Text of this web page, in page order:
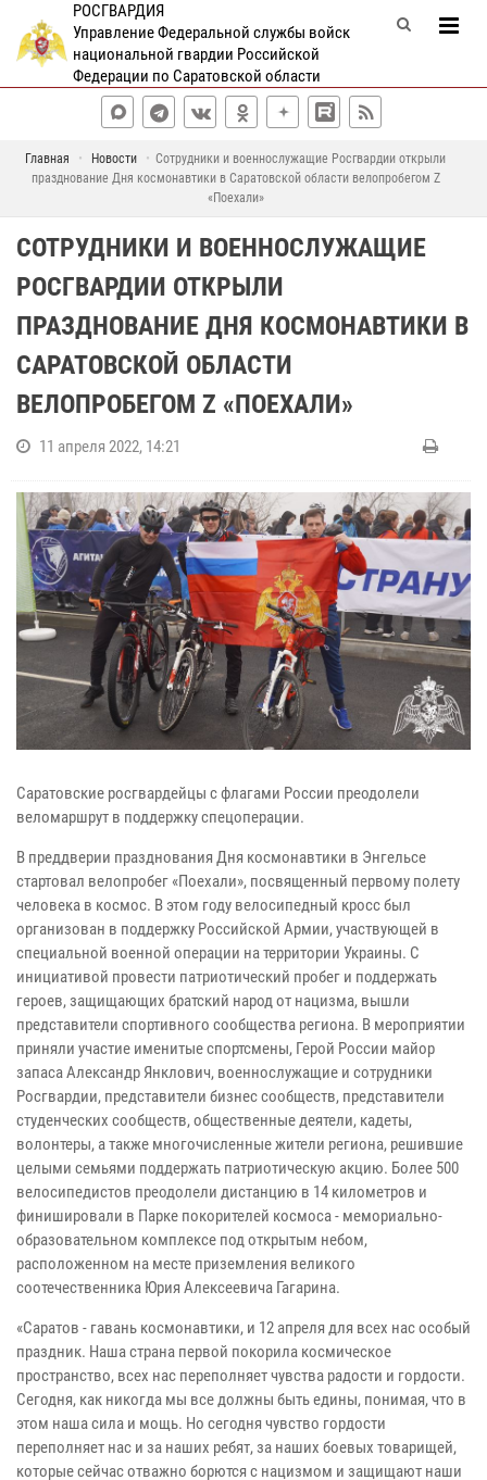
РОСГВАРДИЯ
Управление Федеральной службы войск
национальной гвардии Российской
Федерации по Саратовской области
Главная Новости
Сотрудники и военнослужащие Росгвардии открыли
празднование Дня космонавтики в Саратовской области велопробегом Z
«Поехали»
СОТРУДНИКИ И ВОЕННОСЛУЖАЩИЕ
РОСГВАРДИИ ОТКРЫЛИ
ПРАЗДНОВАНИЕ ДНЯ КОСМОНАВТИКИ В
САРАТОВСКОЙ ОБЛАСТИ
ВЕЛОПРОБЕГОМ Z «ПОЕХАЛИ»
11 апреля 2022, 14:21
Саратовские росгвардейцы с флагами России преодолели
веломаршрут в поддержку спецоперации.
В преддверии празднования Дня космонавтики в Энгельсе
стартовал велопробег «Поехали», посвященный первому полету
человека в космос. В этом году велосипедный кросс был
организован в поддержку Российской Армии, участвующей в
специальной военной операции на территории Украины. С
инициативой провести патриотический пробег и поддержать
героев, защищающих братский народ от нацизма, вышли
представители спортивного сообщества региона. В мероприятии
приняли участие именитые спортсмены, Герой России майор
запаса Александр Янклович, военнослужащие и сотрудники
Росгвардии, представители бизнес сообществ, представители
студенческих сообществ, общественные деятели, кадеты,
волонтеры, а также многочисленные жители региона, решившие
целыми семьями поддержать патриотическую акцию. Более 500
велосипедистов преодолели дистанцию в 14 километров и
финишировали в Парке покорителей космоса - мемориально-
образовательном комплексе под открытым небом,
расположенном на месте приземления великого
соотечественника Юрия Алексеевича Гагарина.
«Саратов - гавань космонавтики, и 12 апреля для всех нас особый
праздник. Наша страна первой покорила космическое
пространство, всех нас переполняет чувства радости и гордости.
Сегодня, как никогда мы все должны быть едины, понимая, что в
этом наша сила и мощь. Но сегодня чувство гордости
переполняет нас и за наших ребят, за наших боевых товарищей,
которые сейчас отважно борются с нацизмом и защищают наши